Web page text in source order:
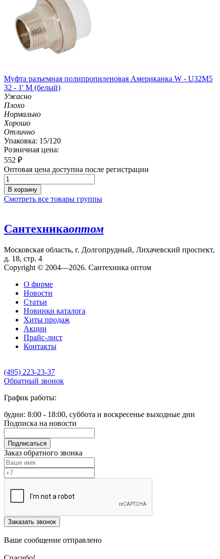
Муфта разъемная полипропиленовая Американка W - U32M5
32 - 1' M (белый)
Ужасно
Плохо
Нормально
Хорошо
Отлично
Упаковка: 15/120
Розничная цена:
552 ₽
Оптовая цена доступна после регистрации
В корзину
Смотреть все товары группы
Сантехникаоптом
Московская область, г. Долгопрудный, Лихачевский проспект,
д. 18, стр. 4
Copyright © 2004—2026. Сантехника оптом
О фирме
Новости
Статьи
Новинки каталога
Хиты продаж
Акции
Прайс-лист
Контакты
(495) 223-23-37
Обратный звонок
График работы:
будни: 8:00 - 18:00, суббота и воскресенье выходные дни
Подписка на новости
Подписаться
Заказ обратного звонка
Заказать звонок
Ваше сообщение отправлено